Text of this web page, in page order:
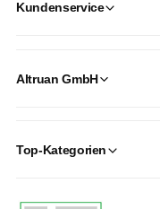
Kundenservice
Altruan GmbH
Top-Kategorien